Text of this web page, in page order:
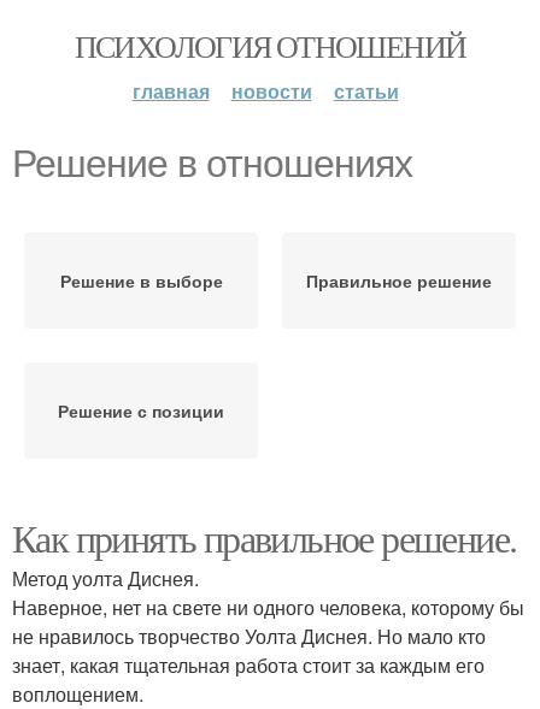
ПСИХОЛОГИЯ ОТНОШЕНИЙ
главная новости статьи
Решение в отношениях
Решение в выборе Правильное решение
Решение с позиции
Как принять правильное решение.
Метод уолта Диснея.
Наверное, нет на свете ни одного человека, которому бы
не нравилось творчество Уолта Диснея. Но мало кто
знает, какая тщательная работа стоит за каждым его
воплощением.